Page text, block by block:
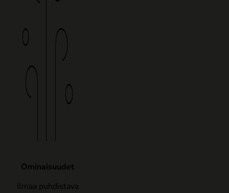
Ominaisuudet
Ilmaa puhdistava